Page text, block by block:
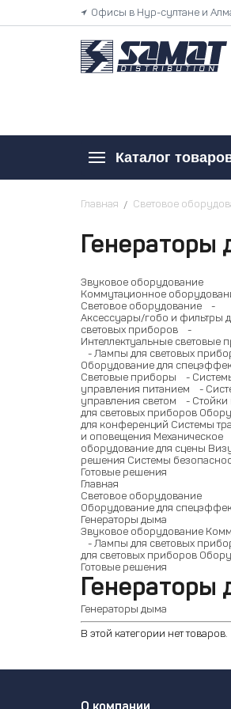
Офисы в Нур-султане и
Каталог
Главная Световое
Генераторы
Звуковое оборудование
Коммутационное
Световое оборудование
-
Аксессуары/гобо и фильтры
световых приборов
-
Интеллектуальные световые
- Лампы для световых
Оборудование для
Световые приборы
-
управления питанием
-
управления светом
-
для световых приборов
для конференций Системы
и оповещения Механическое
оборудование для сцены
решения Системы
Готовые решения
Главная
Световое оборудование
Оборудование для
Генераторы дыма
Звуковое оборудование
- Лампы для световых
для световых приборов
Готовые решения
Генераторы
Генераторы дыма
В этой категории нет товаров.